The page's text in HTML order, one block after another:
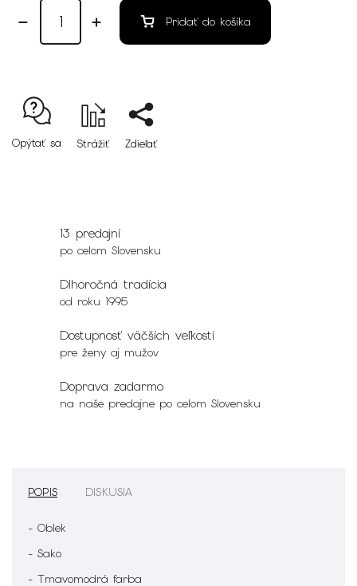
Pridať do košíka
Opýtať sa Strážiť Zdieľať
13 predajní
po celom Slovensku
Dlhoročná tradícia
od roku 1995
Dostupnosť väčších veľkostí
pre ženy aj mužov
Doprava zadarmo
na naše predajne po celom Slovensku
POPIS DISKUSIA
- Oblek
- Sako
- Tmavomodrá farba